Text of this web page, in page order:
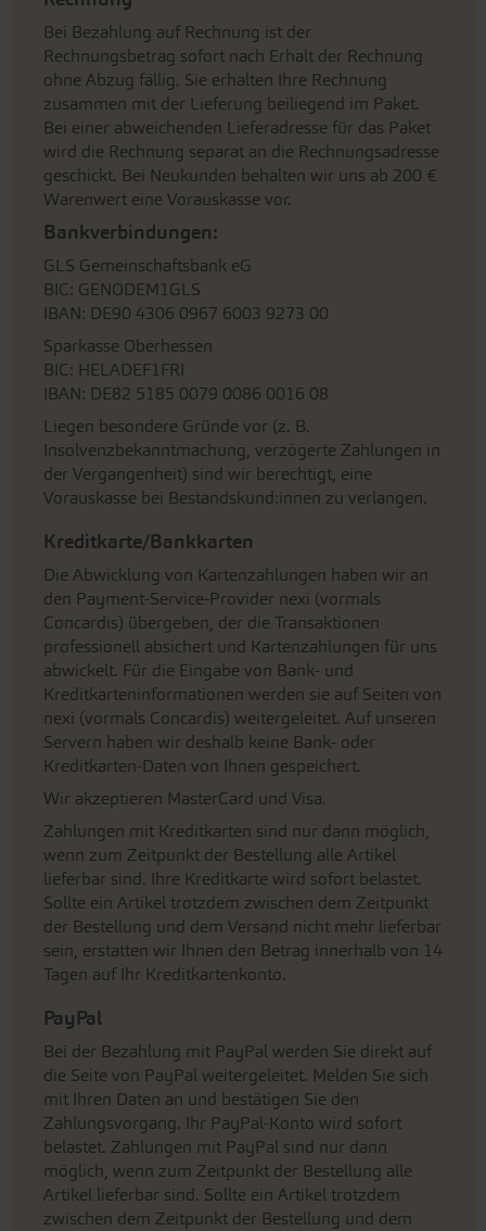
Bei Bezahlung auf Rechnung ist der
Rechnungsbetrag sofort nach Erhalt der Rechnung
ohne Abzug fällig. Sie erhalten Ihre Rechnung
zusammen mit der Lieferung beiliegend im Paket.
Bei einer abweichenden Lieferadresse für das Paket
wird die Rechnung separat an die Rechnungsadresse
geschickt. Bei Neukunden behalten wir uns ab 200 €
Warenwert eine Vorauskasse vor.
Bankverbindungen:
GLS Gemeinschaftsbank eG
BIC: GENODEM1GLS
IBAN: DE90 4306 0967 6003 9273 00
Sparkasse Oberhessen
BIC: HELADEF1FRI
IBAN: DE82 5185 0079 0086 0016 08
Liegen besondere Gründe vor (z. B.
Insolvenzbekanntmachung, verzögerte Zahlungen in
der Vergangenheit) sind wir berechtigt, eine
Vorauskasse bei Bestandskund:innen zu verlangen.
Kreditkarte/Bankkarten
Die Abwicklung von Kartenzahlungen haben wir an
den Payment-Service-Provider nexi (vormals
Concardis) übergeben, der die Transaktionen
professionell absichert und Kartenzahlungen für uns
abwickelt. Für die Eingabe von Bank- und
Kreditkarteninformationen werden sie auf Seiten von
nexi (vormals Concardis) weitergeleitet. Auf unseren
Servern haben wir deshalb keine Bank- oder
Kreditkarten-Daten von Ihnen gespeichert.
Wir akzeptieren MasterCard und Visa.
Zahlungen mit Kreditkarten sind nur dann möglich,
wenn zum Zeitpunkt der Bestellung alle Artikel
lieferbar sind. Ihre Kreditkarte wird sofort belastet.
Sollte ein Artikel trotzdem zwischen dem Zeitpunkt
der Bestellung und dem Versand nicht mehr lieferbar
sein, erstatten wir Ihnen den Betrag innerhalb von 14
Tagen auf Ihr Kreditkartenkonto.
PayPal
Bei der Bezahlung mit PayPal werden Sie direkt auf
die Seite von PayPal weitergeleitet. Melden Sie sich
mit Ihren Daten an und bestätigen Sie den
Zahlungsvorgang. Ihr PayPal-Konto wird sofort
belastet. Zahlungen mit PayPal sind nur dann
möglich, wenn zum Zeitpunkt der Bestellung alle
Artikel lieferbar sind. Sollte ein Artikel trotzdem
zwischen dem Zeitpunkt der Bestellung und dem